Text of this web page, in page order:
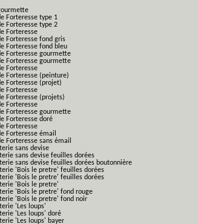
Forteresse type 1
Forteresse type 2
Forteresse
Forteresse fond gris
Forteresse fond bleu
Forteresse gourmette
Forteresse gourmette
Forteresse
Forteresse (peinture)
Forteresse (projet)
Forteresse
Forteresse (projets)
Forteresse
Forteresse gourmette
Forteresse doré
Forteresse
Forteresse émail
Forteresse sans émail
sans devise
sans devise feuilles dorées
sans devise feuilles dorées boutonnière
'Bois le pretre' feuilles dorées
'Bois le pretre' feuilles dorées
'Bois le pretre'
'Bois le pretre' fond rouge
'Bois le pretre' fond noir
'Les loups'
'Les loups' doré
'Les loups' bayer